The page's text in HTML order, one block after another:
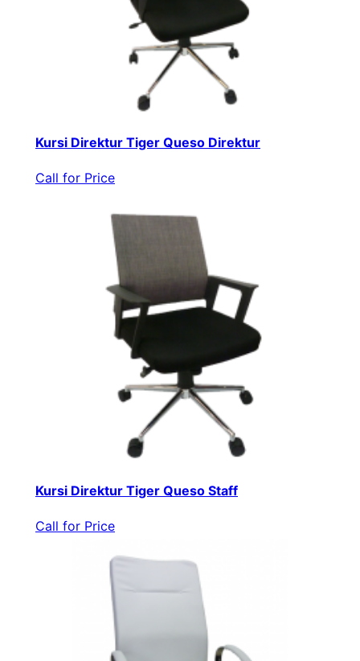
Kursi Direktur Tiger Queso Direktur
Call for Price
Kursi Direktur Tiger Queso Staff
Call for Price